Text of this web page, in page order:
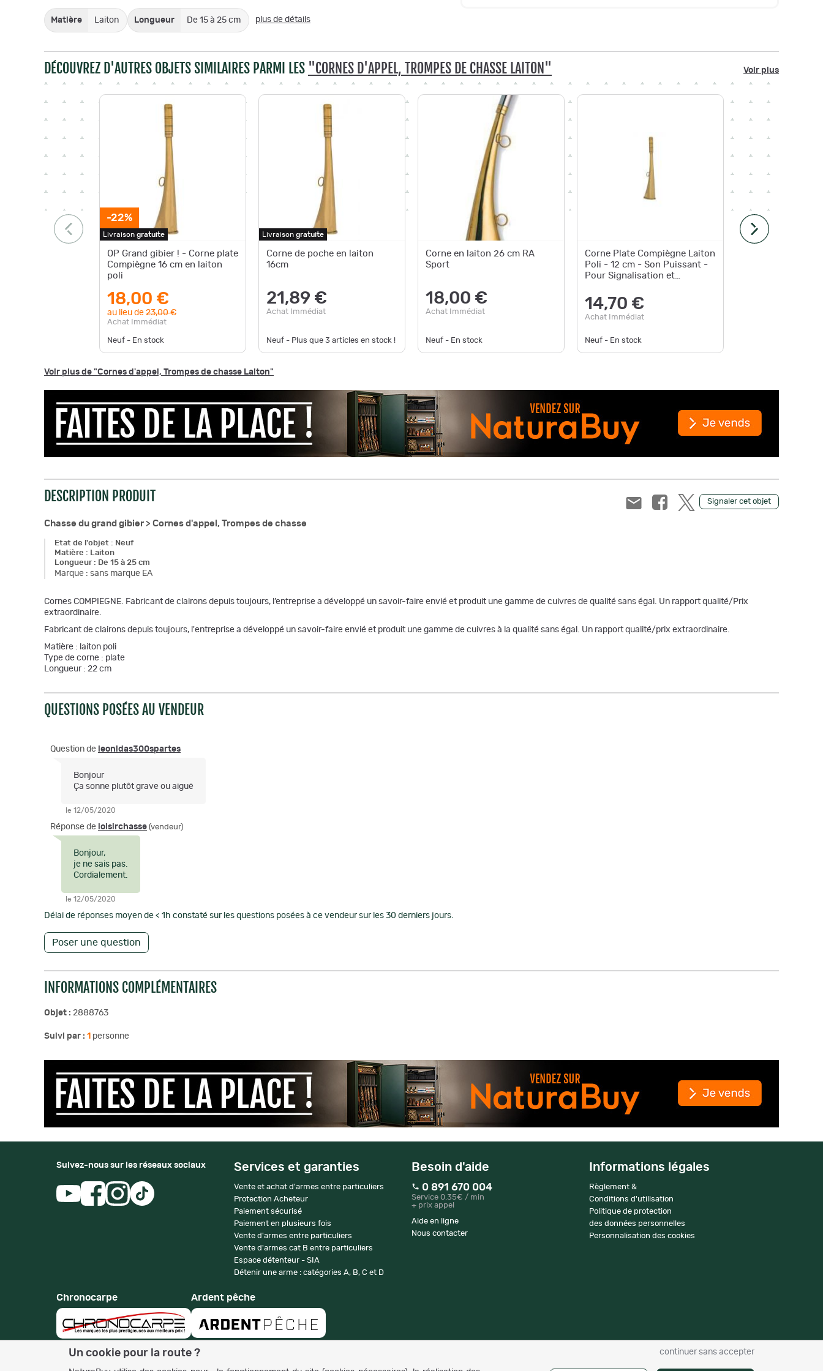
Matière Laiton Longueur De 15 à 25 cm plus de détails
DÉCOUVREZ D'AUTRES OBJETS SIMILAIRES PARMI LES "CORNES D'APPEL, TROMPES DE CHASSE LAITON" Voir plus
-22%
Livraison gratuite
OP Grand gibier ! - Corne plate
Compiègne 16 cm en laiton
poli
18,00 €
au lieu de 23,00 €
Achat Immédiat
Neuf - En stock
Livraison gratuite
Corne de poche en laiton
16cm
21,89 €
Achat Immédiat
Neuf - Plus que 3 articles en stock !
Corne en laiton 26 cm RA
Sport
18,00 €
Achat Immédiat
Neuf - En stock
Corne Plate Compiègne Laiton
Poli - 12 cm - Son Puissant -
Pour Signalisation et
14,70 €
Achat Immédiat
Neuf - En stock
Voir plus de "Cornes d'appel, Trompes de chasse Laiton"
Signaler cet objet
DESCRIPTION PRODUIT
Chasse du grand gibier > Cornes d'appel, Trompes de chasse
Etat de l'objet : Neuf
Matière : Laiton
Longueur: De 15 à 25 cm
Marque : sans marque EA
Cornes COMPIEGNE. Fabricant de clairons depuis toujours, l’entreprise a développé un savoir-faire envié et produit une gamme de cuivres de qualité sans égal. Un rapport qualité/Prix
extraordinaire.
Fabricant de clairons depuis toujours, l'entreprise a développé un savoir-faire envié et produit une gamme de cuivres à la qualité sans égal. Un rapport qualité/prix extraordinaire.
Matière : laiton poli
Type de corne : plate
Longueur : 22 cm
QUESTIONS POSÉES AU VENDEUR
Question de leonidas300spartes
Bonjour
Ça sonne plutôt grave ou aiguë
le 12/05/2020
Réponse de loisirchasse (vendeur)
Bonjour,
je ne sais pas.
Cordialement.
le 12/05/2020
Délai de réponses moyen de < 1h constaté sur les questions posées à ce vendeur sur les 30 derniers jours.
Poser une question
INFORMATIONS COMPLÉMENTAIRES
Objet : 2888763
Suivi par : 1 personne
Suivez-nous sur les réseaux sociaux Services et garanties
Vente et achat d'armes entre particuliers
Protection Acheteur
Paiement sécurisé
Paiement en plusieurs fois
Vente d'armes entre particuliers
Vente d'armes cat B entre particuliers
Espace détenteur - SIA
Détenir une arme : catégories A, B, C et D
Besoin d'aide
0 891 670 004
Service 0.35€ / min
+ prix appel
Aide en ligne
Nous contacter
Informations légales
Règlement &
Conditions d'utilisation
Politique de protection
des données personnelles
Personnalisation des cookies
Chronocarpe Ardent pêche
Copyright © 2007-2026 NaturaBuy. Tous droits réservés. N°CNIL: 1239459.
continuer sans accepter
Un cookie pour la route ?